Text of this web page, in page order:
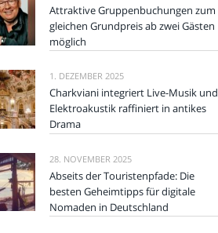
Attraktive Gruppenbuchungen zum
gleichen Grundpreis ab zwei Gästen
möglich
1. DEZEMBER 2025
Charkviani integriert Live-Musik und
Elektroakustik raffiniert in antikes
Drama
28. NOVEMBER 2025
Abseits der Touristenpfade: Die
besten Geheimtipps für digitale
Nomaden in Deutschland